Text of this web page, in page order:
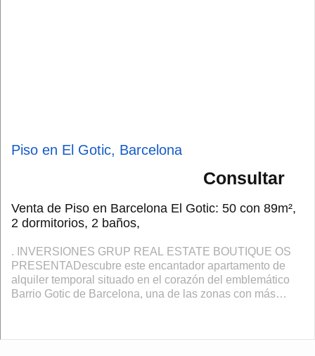
Piso en El Gotic, Barcelona
Consultar
Venta de Piso en Barcelona El Gotic: 50 con 89m²,
2 dormitorios, 2 baños,
. INVERSIONES GRUP REAL ESTATE BOUTIQUE OS
PRESENTADescubre este encantador apartamento de
alquiler temporal situado en el corazón del emblemático
Barrio Gotic de Barcelona, una de las zonas con más